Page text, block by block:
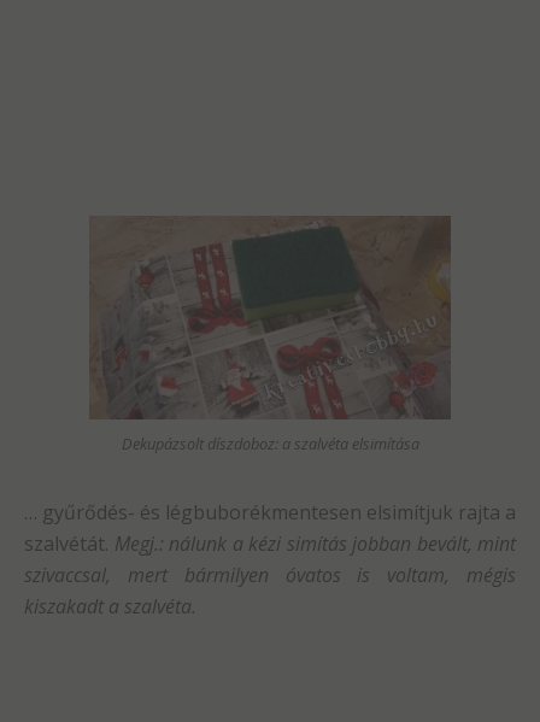
Dekupázsolt díszdoboz: a szalvéta elsimítása
… gyűrődés- és légbuborékmentesen elsimítjuk rajta a
szalvétát. Megj.: nálunk a kézi simítás jobban bevált, mint
szivaccsal, mert bármilyen óvatos is voltam, mégis
kiszakadt a szalvéta.